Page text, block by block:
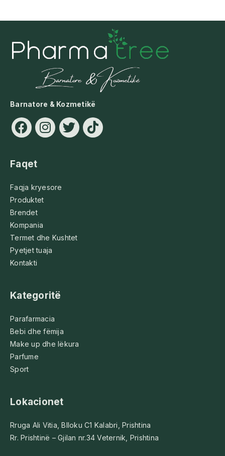
Barnatore & Kozmetikë
Faqet
Faqja kryesore
Produktet
Brendet
Kompania
Termet dhe Kushtet
Pyetjet tuaja
Kontakti
Kategoritë
Parafarmacia
Bebi dhe fëmija
Make up dhe lëkura
Parfume
Sport
Lokacionet
Rruga Ali Vitia, Blloku C1 Kalabri, Prishtina
Rr. Prishtinë – Gjilan nr.34 Veternik, Prishtina